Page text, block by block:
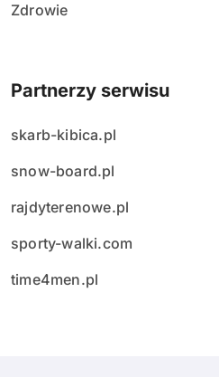
Zdrowie
Partnerzy serwisu
skarb-kibica.pl
snow-board.pl
rajdyterenowe.pl
sporty-walki.com
time4men.pl